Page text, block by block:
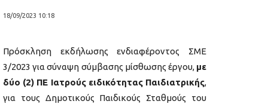
18/09/2023 10:18
Πρόσκληση εκδήλωσης ενδιαφέροντος ΣΜΕ
3/2023 για σύναψη σύμβασης μίσθωσης έργου, με
δύο (2) ΠΕ Ιατρούς ειδικότητας Παιδιατρικής,
για τους Δημοτικούς Παιδικούς Σταθμούς του